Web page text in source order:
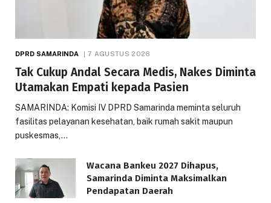
DPRD SAMARINDA 7 AGUSTUS 2026
Tak Cukup Andal Secara Medis, Nakes Diminta
Utamakan Empati kepada Pasien
SAMARINDA: Komisi IV DPRD Samarinda meminta seluruh
fasilitas pelayanan kesehatan, baik rumah sakit maupun
puskesmas,…
Wacana Bankeu 2027 Dihapus,
Samarinda Diminta Maksimalkan
Pendapatan Daerah